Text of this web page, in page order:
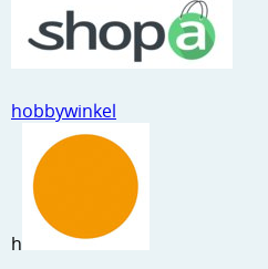
Ponsen
Snijmaterialen
Speciaal papier
Stans machine en
Stempels en zo
hobbywinkel
h